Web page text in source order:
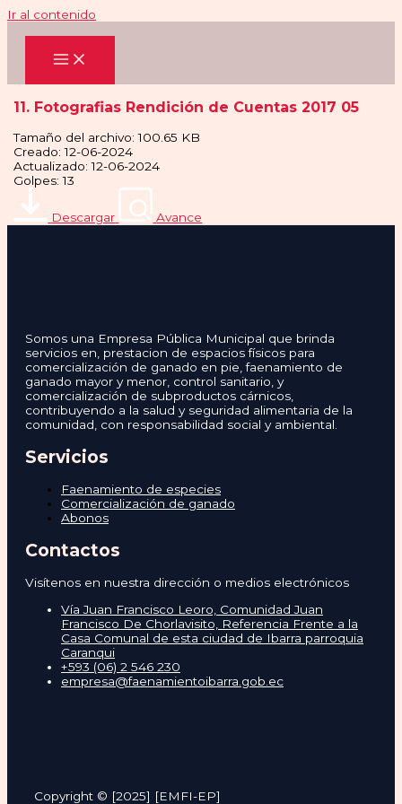
Ir al contenido
11. Fotografias Rendición de Cuentas 2017 05
Tamaño del archivo: 100.65 KB
Creado: 12-06-2024
Actualizado: 12-06-2024
Golpes: 13
Descargar Avance
Somos una Empresa Pública Municipal que brinda
servicios en, prestacion de espacios físicos para
comercialización de ganado en pie, faenamiento de
ganado mayor y menor, control sanitario, y
comercialización de subproductos cárnicos,
contribuyendo a la salud y seguridad alimentaria de la
comunidad, con responsabilidad social y ambiental.
Servicios
Faenamiento de especies
Comercialización de ganado
Abonos
Contactos
Visítenos en nuestra dirección o medios electrónicos
Vía Juan Francisco Leoro, Comunidad Juan
Francisco De Chorlavisito, Referencia Frente a la
Casa Comunal de esta ciudad de Ibarra parroquia
Caranqui
+593 (06) 2 546 230
empresa@faenamientoibarra.gob.ec
Copyright © [2025] [EMFI-EP]